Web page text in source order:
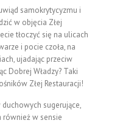
samokrytycyzmu i
w objęcia Złej
tłoczyć się na ulicach
i pocie czoła, na
ujadając przeciw
Dobrej Władzy? Taki
Złej Restauracji!
sugerujące,
również w sensie